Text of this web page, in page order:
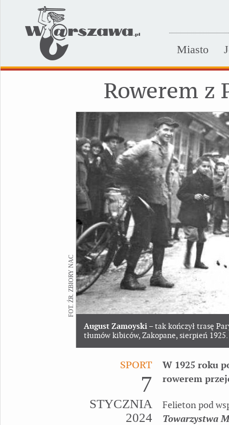
Miasto
Rowerem z
August Zamoyski – tak kończył trasę
tłumów kibiców, Zakopane, sierpień 1925.
FOT. ŹR. ZBIORY NAC
SPORT
7
STYCZNIA
2024
W 1925 roku
rowerem
Felieton pod
Towarzystwa